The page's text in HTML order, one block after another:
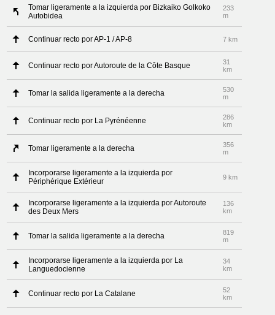
Tomar ligeramente a la izquierda por Bizkaiko Golkoko
Autobidea
233
m
Continuar recto por AP-1 / AP-8 7 km
Continuar recto por Autoroute de la Côte Basque
31
km
Tomar la salida ligeramente a la derecha
530
m
Continuar recto por La Pyrénéenne
286
km
Tomar ligeramente a la derecha
356
m
Incorporarse ligeramente a la izquierda por
Périphérique Extérieur
9 km
Incorporarse ligeramente a la izquierda por Autoroute
des Deux Mers
136
km
Tomar la salida ligeramente a la derecha
819
m
Incorporarse ligeramente a la izquierda por La
Languedocienne
34
km
Continuar recto por La Catalane
52
km